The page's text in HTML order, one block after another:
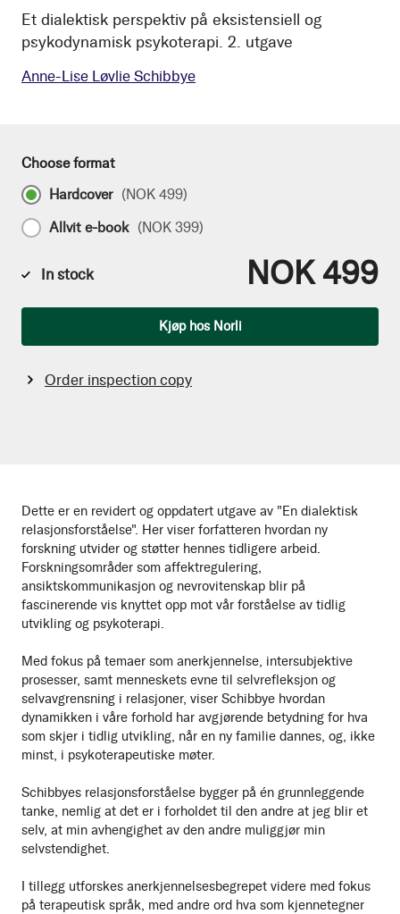
Et dialektisk perspektiv på eksistensiell og
psykodynamisk psykoterapi. 2. utgave
Anne-Lise Løvlie Schibbye
Dette er en revidert og oppdatert utgave av "En dialektisk
relasjonsforståelse". Her viser forfatteren hvordan ny
forskning utvider og støtter hennes tidligere arbeid.
Forskningsområder som affektregulering,
ansiktskommunikasjon og nevrovitenskap blir på
fascinerende vis knyttet opp mot vår forståelse av tidlig
utvikling og psykoterapi.
Med fokus på temaer som anerkjennelse, intersubjektive
prosesser, samt menneskets evne til selvrefleksjon og
selvavgrensning i relasjoner, viser Schibbye hvordan
dynamikken i våre forhold har avgjørende betydning for hva
som skjer i tidlig utvikling, når en ny familie dannes, og, ikke
minst, i psykoterapeutiske møter.
Schibbyes relasjonsforståelse bygger på én grunnleggende
tanke, nemlig at det er i forholdet til den andre at jeg blir et
selv, at min avhengighet av den andre muliggjør min
selvstendighet.
I tillegg utforskes anerkjennelsesbegrepet videre med fokus
på terapeutisk språk, med andre ord hva som kjennetegner
Choose format
Hardcover (NOK 499)
Allvit e-book (NOK 399)
In stock NOK 499
Kjøp hos Norli
Order inspection copy